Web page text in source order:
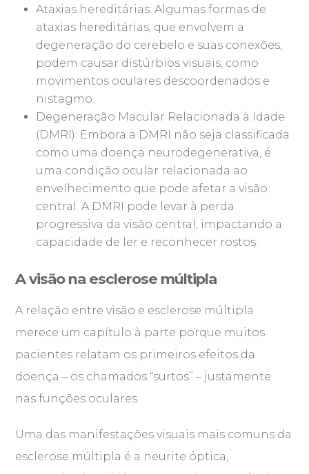
Ataxias hereditárias: Algumas formas de
ataxias hereditárias, que envolvem a
degeneração do cerebelo e suas conexões,
podem causar distúrbios visuais, como
movimentos oculares descoordenados e
nistagmo.
Degeneração Macular Relacionada à Idade
(DMRI): Embora a DMRI não seja classificada
como uma doença neurodegenerativa, é
uma condição ocular relacionada ao
envelhecimento que pode afetar a visão
central. A DMRI pode levar à perda
progressiva da visão central, impactando a
capacidade de ler e reconhecer rostos.
A visão na esclerose múltipla
A relação entre visão e esclerose múltipla
merece um capítulo à parte porque muitos
pacientes relatam os primeiros efeitos da
doença – os chamados “surtos” – justamente
nas funções oculares.
Uma das manifestações visuais mais comuns da
esclerose múltipla é a neurite óptica,